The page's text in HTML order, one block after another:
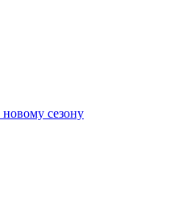
новому сезону